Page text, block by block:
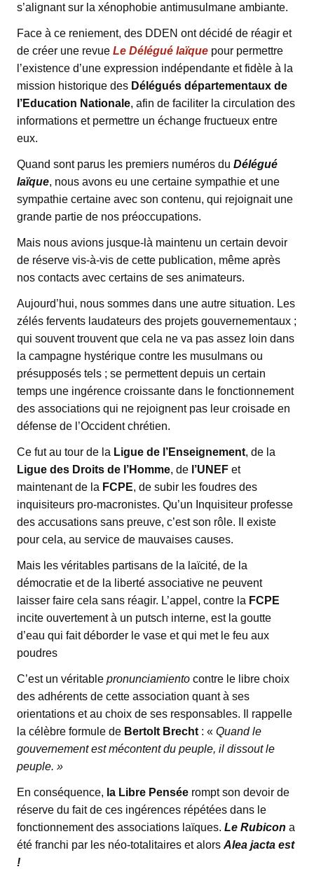
s’alignant sur la xénophobie antimusulmane ambiante.
Face à ce reniement, des DDEN ont décidé de réagir et
de créer une revue Le Délégué laïque pour permettre
l’existence d’une expression indépendante et fidèle à la
mission historique des Délégués départementaux de
l’Education Nationale, afin de faciliter la circulation des
informations et permettre un échange fructueux entre
eux.
Quand sont parus les premiers numéros du Délégué
laïque, nous avons eu une certaine sympathie et une
sympathie certaine avec son contenu, qui rejoignait une
grande partie de nos préoccupations.
Mais nous avions jusque-là maintenu un certain devoir
de réserve vis-à-vis de cette publication, même après
nos contacts avec certains de ses animateurs.
Aujourd’hui, nous sommes dans une autre situation. Les
zélés fervents laudateurs des projets gouvernementaux ;
qui souvent trouvent que cela ne va pas assez loin dans
la campagne hystérique contre les musulmans ou
présupposés tels ; se permettent depuis un certain
temps une ingérence croissante dans le fonctionnement
des associations qui ne rejoignent pas leur croisade en
défense de l’Occident chrétien.
Ce fut au tour de la Ligue de l’Enseignement, de la
Ligue des Droits de l’Homme, de l’UNEF et
maintenant de la FCPE, de subir les foudres des
inquisiteurs pro-macronistes. Qu’un Inquisiteur professe
des accusations sans preuve, c’est son rôle. Il existe
pour cela, au service de mauvaises causes.
Mais les véritables partisans de la laïcité, de la
démocratie et de la liberté associative ne peuvent
laisser faire cela sans réagir. L’appel, contre la FCPE
incite ouvertement à un putsch interne, est la goutte
d’eau qui fait déborder le vase et qui met le feu aux
poudres
C’est un véritable pronunciamiento contre le libre choix
des adhérents de cette association quant à ses
orientations et au choix de ses responsables. Il rappelle
la célèbre formule de Bertolt Brecht : « Quand le
gouvernement est mécontent du peuple, il dissout le
peuple. »
En conséquence, la Libre Pensée rompt son devoir de
réserve du fait de ces ingérences répétées dans le
fonctionnement des associations laïques. Le Rubicon a
été franchi par les néo-totalitaires et alors Alea jacta est
!